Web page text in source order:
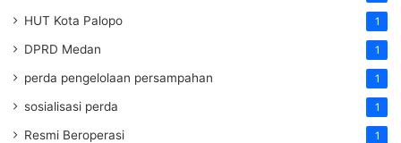
HUT Kota Palopo 1
DPRD Medan 1
perda pengelolaan persampahan 1
sosialisasi perda 1
Resmi Beroperasi 1